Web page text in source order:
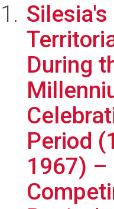
Silesia's
During
Period
1967) –